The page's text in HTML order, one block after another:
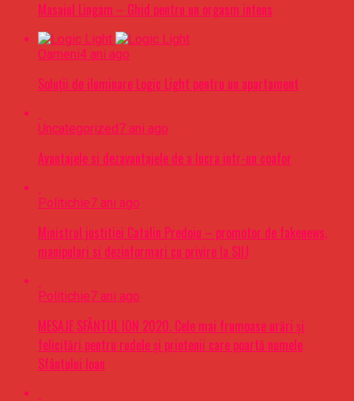
Masajul Lingam – Ghid pentru un orgasm intens
Oameni4 ani ago
Soluții de iluminare Logic Light pentru un apartament
Uncategorized7 ani ago
Avantajele si dezavantajele de a lucra intr-un coafor
Politichie7 ani ago
Ministrul justitiei Catalin Predoiu – promotor de fakenews,
manipulari si dezinformari cu privire la SIIJ
Politichie7 ani ago
MESAJE SFÂNTUL ION 2020. Cele mai frumoase urări şi
felicitări pentru rudele şi prietenii care poartă numele
Sfântului Ioan